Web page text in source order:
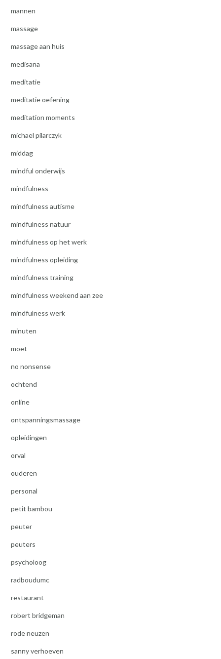
mannen
massage
massage aan huis
medisana
meditatie
meditatie oefening
meditation moments
michael pilarczyk
middag
mindful onderwijs
mindfulness
mindfulness autisme
mindfulness natuur
mindfulness op het werk
mindfulness opleiding
mindfulness training
mindfulness weekend aan zee
mindfulness werk
minuten
moet
no nonsense
ochtend
online
ontspanningsmassage
opleidingen
orval
ouderen
personal
petit bambou
peuter
peuters
psycholoog
radboudumc
restaurant
robert bridgeman
rode neuzen
sanny verhoeven